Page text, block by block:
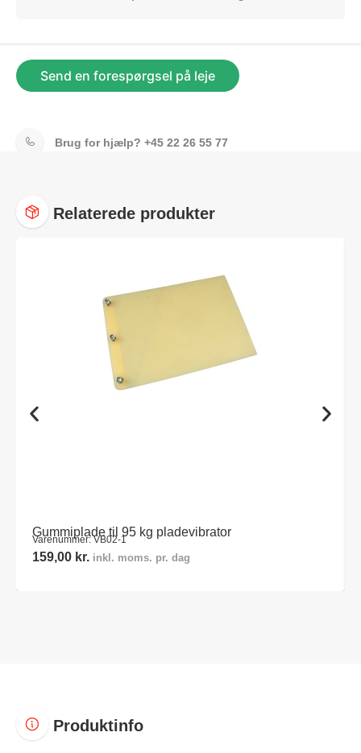
Send en forespørgsel på leje
Brug for hjælp? +45 22 26 55 77
Relaterede produkter
Gummiplade til 95 kg pladevibrator
Varenummer: VB02-1
159,00 kr. inkl. moms. pr. dag
Produktinfo